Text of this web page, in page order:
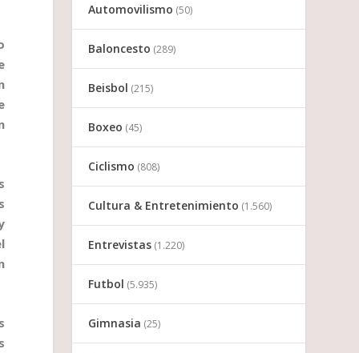
Automovilismo (50)
Baloncesto (289)
Beisbol (215)
Boxeo (45)
Ciclismo (808)
Cultura & Entretenimiento (1.560)
Entrevistas (1.220)
Futbol (5.935)
Gimnasia (25)